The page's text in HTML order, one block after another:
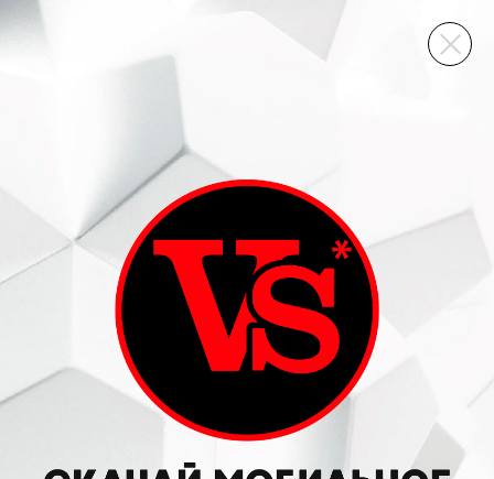
ВИННЫЙ СКЛАД